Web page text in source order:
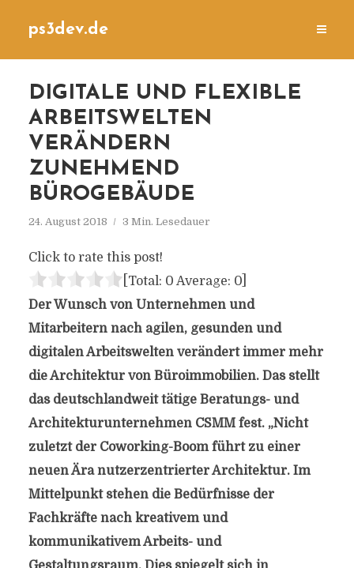
ps3dev.de
DIGITALE UND FLEXIBLE
ARBEITSWELTEN
VERÄNDERN
ZUNEHMEND
BÜROGEBÄUDE
24. August 2018 3 Min. Lesedauer
Click to rate this post!
[Total: 0 Average: 0]
Der Wunsch von Unternehmen und
Mitarbeitern nach agilen, gesunden und
digitalen Arbeitswelten verändert immer mehr
die Architektur von Büroimmobilien. Das stellt
das deutschlandweit tätige Beratungs- und
Architekturunternehmen CSMM fest. „Nicht
zuletzt der Coworking-Boom führt zu einer
neuen Ära nutzerzentrierter Architektur. Im
Mittelpunkt stehen die Bedürfnisse der
Fachkräfte nach kreativem und
kommunikativem Arbeits- und